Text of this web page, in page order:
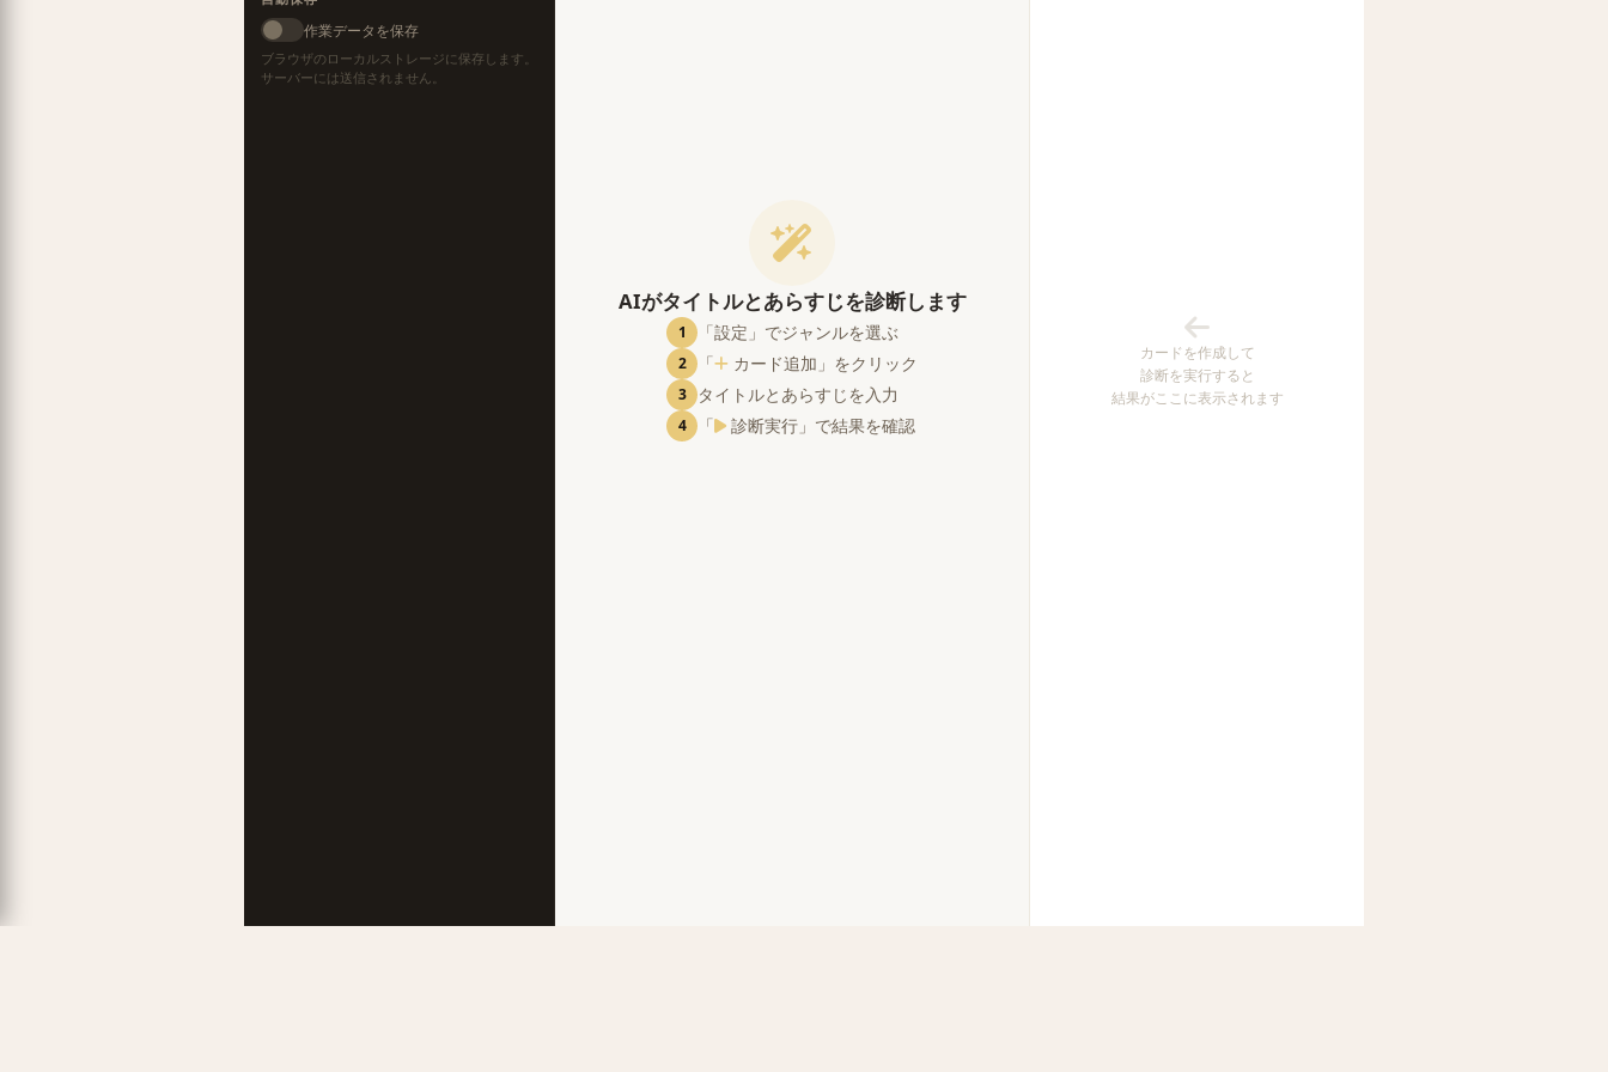
作業データを保存
ブラウザのローカルストレージに保存します。
サーバーには送信されません。
AIがタイトルとあらすじを診断します
1 「設定」でジャンルを選ぶ
2 「 カード追加」をクリック
3 タイトルとあらすじを入力
4 「 診断実行」で結果を確認
カードを作成して
診断を実行すると
結果がここに表示されます